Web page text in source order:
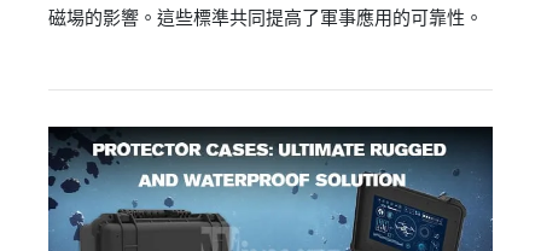
磁場的影響。這些標準共同提高了軍事應用的可靠性。